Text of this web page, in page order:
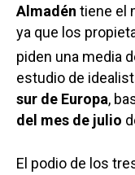
Almadén tiene el
ya que los
piden una media
estudio de
sur de Europa,
del mes de julio
El podio de los